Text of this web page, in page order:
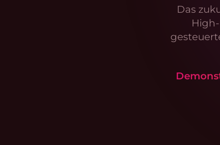
Das